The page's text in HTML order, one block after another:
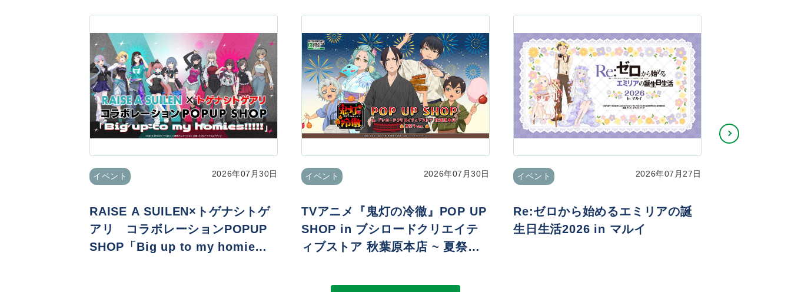
イベント 2026年07月30日
RAISE A SUILEN×トゲナシトゲ
アリ コラボレーションPOPUP
SHOP「Big up to my homie
イベント 2026年07月30日
TVアニメ『鬼灯の冷徹』POP UP
SHOP in ブシロードクリエイテ
ィブストア 秋葉原本店 ~ 夏祭りv
イベント 2026年07月27日
Re:ゼロから始めるエミリアの誕
生日生活2026 in マルイ